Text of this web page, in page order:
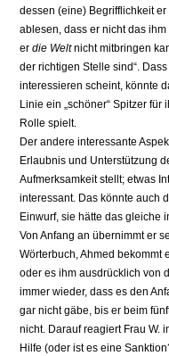
dessen (eine) Begrifflichkeit
ablesen, dass er nicht das ihm
erdie Weltnicht mitbringen
der richtigen Stelle sind“.
interessieren scheint, könnte
Linie ein „schöner“ Spitzer
Rolle spielt.
Der andere interessante
Erlaubnis und Unterstützung
Aufmerksamkeit stellt; etwas
interessant. Das könnte auch
Einwurf, sie hätte das gleiche
Von Anfang an übernimmt er
Wörterbuch, Ahmed bekommt
oder es ihm ausdrücklich von
immer wieder, dass es den
gar nicht gäbe, bis er beim
nicht. Darauf reagiert Frau W.
Hilfe (oder ist es eine